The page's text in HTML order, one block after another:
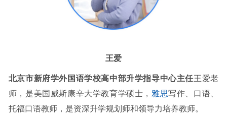
王爱
北京市新府学外国语学校高中部升学指导中心主任王爱老
师，是美国威斯康辛大学教育学硕士， 雅思写作、口语、
托福口语教师，是资深升学规划师和领导力培养教师。